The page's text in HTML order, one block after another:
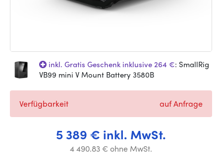
inkl. Gratis Geschenk inklusive 264 €: SmallRig
VB99 mini V Mount Battery 3580B
5 389 € inkl. MwSt.
4 490.83 € ohne MwSt.
Verfügbarkeit auf Anfrage